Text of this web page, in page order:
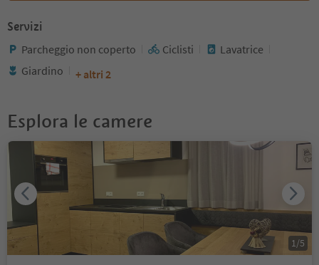
Servizi
Parcheggio non coperto Ciclisti
Lavatrice
Giardino
+ altri 2
Esplora le camere
1 /5